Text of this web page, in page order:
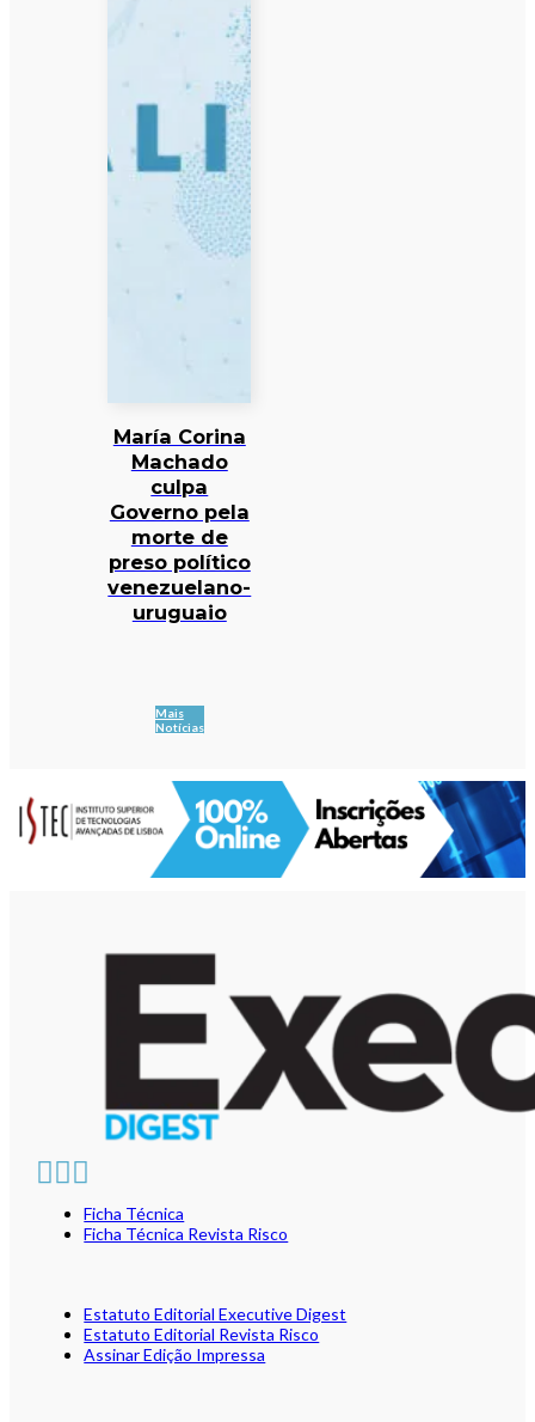
María Corina
Machado
culpa
Governo pela
morte de
preso político
venezuelano-
uruguaio
Mais
Notícias
Ficha Técnica
Ficha Técnica Revista Risco
Estatuto Editorial Executive Digest
Estatuto Editorial Revista Risco
Assinar Edição Impressa